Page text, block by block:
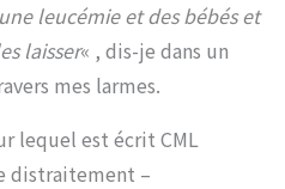
leucémie et des bébés et
laisser« , dis-je dans un
mes larmes.
lequel est écrit CML
distraitement –